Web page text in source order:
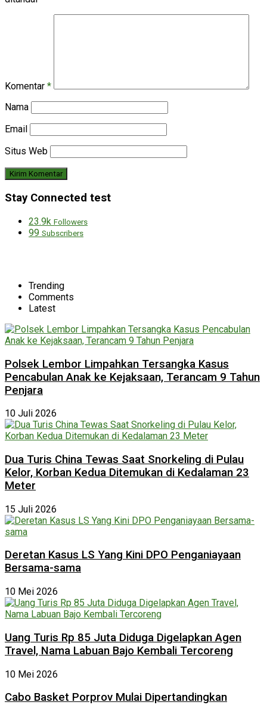
Komentar *
Nama
Email
Situs Web
Stay Connected test
23.9k Followers
99 Subscribers
Trending
Comments
Latest
Polsek Lembor Limpahkan Tersangka Kasus
Pencabulan Anak ke Kejaksaan, Terancam 9 Tahun
Penjara
10 Juli 2026
Dua Turis China Tewas Saat Snorkeling di Pulau
Kelor, Korban Kedua Ditemukan di Kedalaman 23
Meter
15 Juli 2026
Deretan Kasus LS Yang Kini DPO Penganiayaan
Bersama-sama
10 Mei 2026
Uang Turis Rp 85 Juta Diduga Digelapkan Agen
Travel, Nama Labuan Bajo Kembali Tercoreng
10 Mei 2026
Cabo Basket Porprov Mulai Dipertandingkan